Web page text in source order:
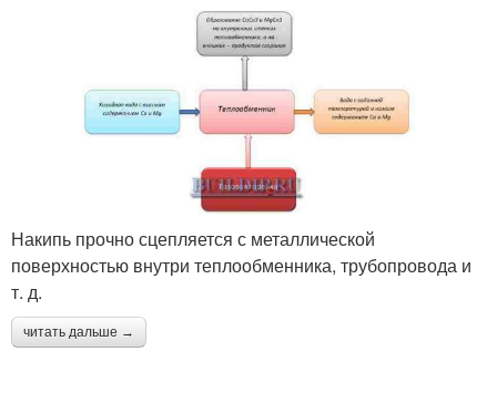
Накипь прочно сцепляется с металлической
поверхностью внутри теплообменника, трубопровода и
т. д.
читать дальше →